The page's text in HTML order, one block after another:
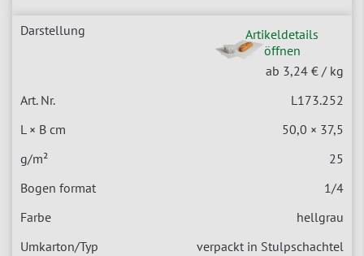
Artikeldetails
öffnen
ab 3,24 € / kg
L173.252
50,0 × 37,5
25
1/4
hellgrau
verpackt in Stulpschachtel